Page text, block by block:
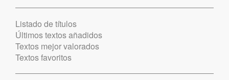
Listado de títulos
Últimos textos añadidos
Textos mejor valorados
Textos favoritos